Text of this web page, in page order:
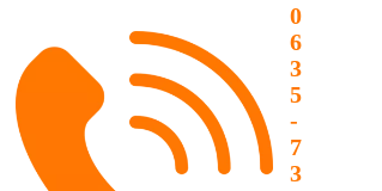
0
6
3
5
-
7
3